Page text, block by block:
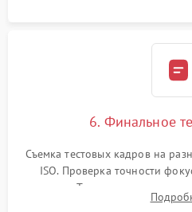
6. Финальное
Съемка тестовых кадров на
ISO. Проверка точности
мишени. Тест записи на карту
вспышки, микрофона и